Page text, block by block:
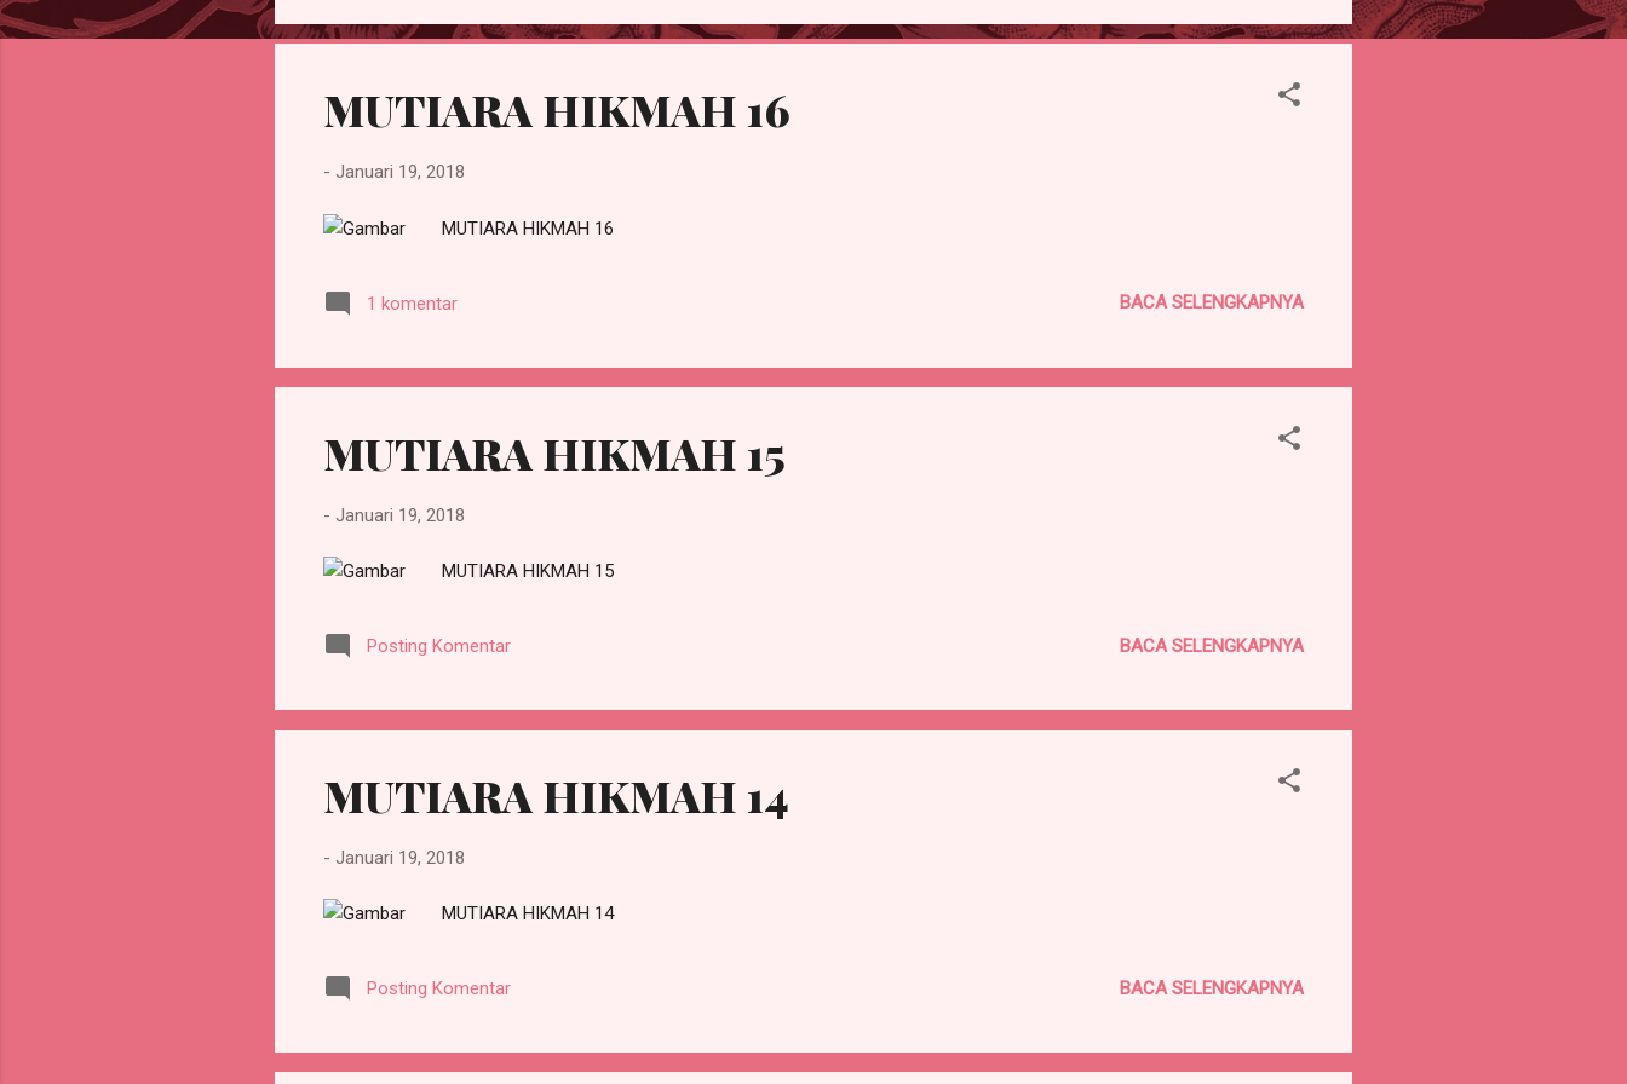
MUTIARA HIKMAH 16
- Januari 19, 2018
MUTIARA HIKMAH 16
1 komentar BACA SELENGKAPNYA
MUTIARA HIKMAH 15
- Januari 19, 2018
MUTIARA HIKMAH 15
Posting Komentar BACA SELENGKAPNYA
MUTIARA HIKMAH 14
- Januari 19, 2018
MUTIARA HIKMAH 14
Posting Komentar BACA SELENGKAPNYA